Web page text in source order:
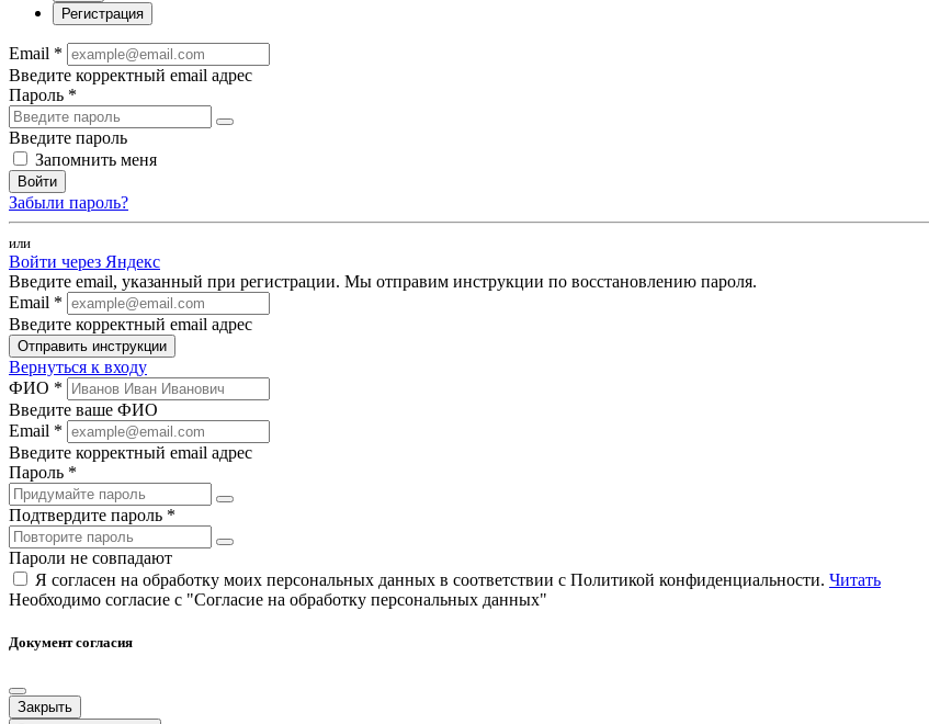
Регистрация
Email *
Введите корректный email адрес
Пароль *
Введите пароль
Запомнить меня
Войти
Забыли пароль?
или
Войти через Яндекс
Введите email, указанный при регистрации. Мы отправим инструкции по восстановлению пароля.
Email *
Введите корректный email адрес
Отправить инструкции
Вернуться к входу
ФИО *
Введите ваше ФИО
Email *
Введите корректный email адрес
Пароль *
Подтвердите пароль *
Пароли не совпадают
Я согласен на обработку моих персональных данных в соответствии с Политикой конфиденциальности. Читать
Необходимо согласие с "Согласие на обработку персональных данных"
Документ согласия
Закрыть